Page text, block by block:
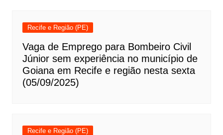
Recife e Região (PE)
Vaga de Emprego para Bombeiro Civil
Júnior sem experiência no município de
Goiana em Recife e região nesta sexta
(05/09/2025)
Recife e Região (PE)